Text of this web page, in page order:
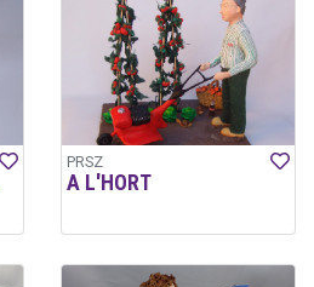
PRSZ
A L'HORT